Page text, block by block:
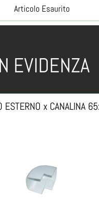
Articolo Esaurito
EVIDENZA
ESTERNO x CANALINA